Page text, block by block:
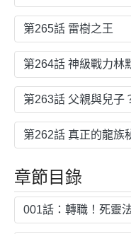
第265話 雷樹之王
第264話 神級戰力林
第263話 父親與兒子
第262話 真正的龍族
章節目錄
001話：轉職！死靈